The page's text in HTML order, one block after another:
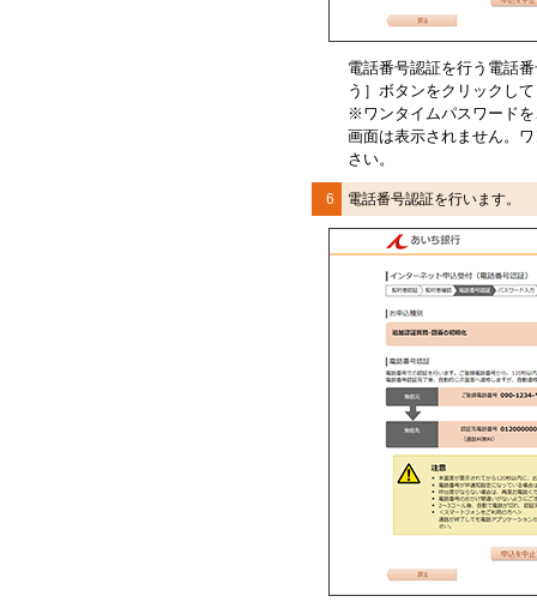
電話番号認証を行う電話
う］ボタンをクリックし
※ワンタイムパスワード
画面は表示されません。
さい。
6 電話番号認証を行います。